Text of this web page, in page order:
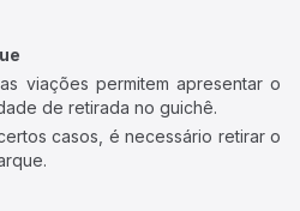
viações permitem apresentar o
de retirada no guichê.
casos, é necessário retirar o